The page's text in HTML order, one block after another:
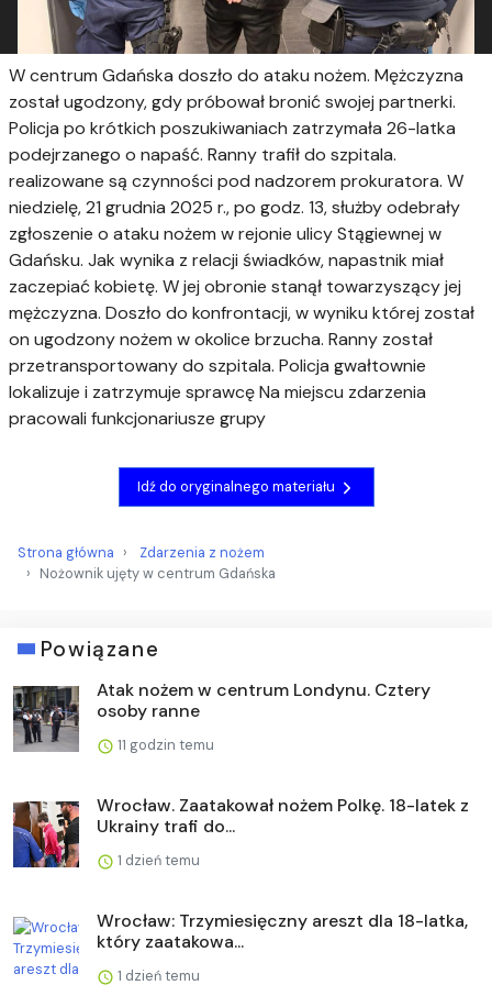
W centrum Gdańska doszło do ataku nożem. Mężczyzna
został ugodzony, gdy próbował bronić swojej partnerki.
Policja po krótkich poszukiwaniach zatrzymała 26-latka
podejrzanego o napaść. Ranny trafił do szpitala.
realizowane są czynności pod nadzorem prokuratora. W
niedzielę, 21 grudnia 2025 r., po godz. 13, służby odebrały
zgłoszenie o ataku nożem w rejonie ulicy Stągiewnej w
Gdańsku. Jak wynika z relacji świadków, napastnik miał
zaczepiać kobietę. W jej obronie stanął towarzyszący jej
mężczyzna. Doszło do konfrontacji, w wyniku której został
on ugodzony nożem w okolice brzucha. Ranny został
przetransportowany do szpitala. Policja gwałtownie
lokalizuje i zatrzymuje sprawcę Na miejscu zdarzenia
pracowali funkcjonariusze grupy
Idź do oryginalnego materiału
Strona główna
Zdarzenia z nożem
Nożownik ujęty w centrum Gdańska
Powiązane
Atak nożem w centrum Londynu. Cztery
osoby ranne
11 godzin temu
Wrocław. Zaatakował nożem Polkę. 18-latek z
Ukrainy trafi do...
1 dzień temu
Wrocław: Trzymiesięczny areszt dla 18-latka,
który zaatakowa...
1 dzień temu